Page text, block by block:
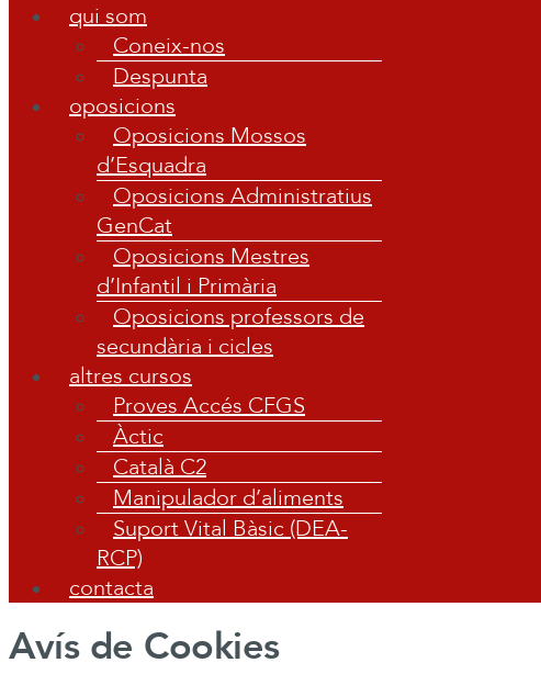
qui som
Coneix-nos
Despunta
oposicions
Oposicions Mossos
d’Esquadra
Oposicions Administratius
GenCat
Oposicions Mestres
d’Infantil i Primària
Oposicions professors de
secundària i cicles
altres cursos
Proves Accés CFGS
Àctic
Català C2
Manipulador d’aliments
Suport Vital Bàsic (DEA-
RCP)
contacta
Avís de Cookies